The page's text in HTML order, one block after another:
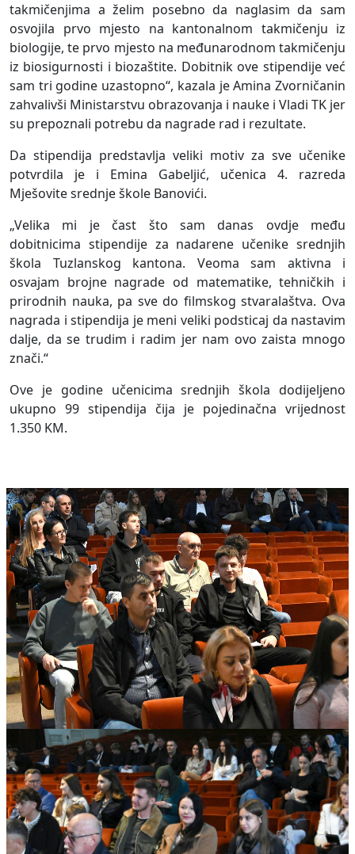
takmičenjima a želim posebno da naglasim da sam
osvojila prvo mjesto na kantonalnom takmičenju iz
biologije, te prvo mjesto na međunarodnom takmičenju
iz biosigurnosti i biozaštite. Dobitnik ove stipendije već
sam tri godine uzastopno“, kazala je Amina Zvorničanin
zahvalivši Ministarstvu obrazovanja i nauke i Vladi TK jer
su prepoznali potrebu da nagrade rad i rezultate.
Da stipendija predstavlja veliki motiv za sve učenike
potvrdila je i Emina Gabeljić, učenica 4. razreda
Mješovite srednje škole Banovići.
„Velika mi je čast što sam danas ovdje među
dobitnicima stipendije za nadarene učenike srednjih
škola Tuzlanskog kantona. Veoma sam aktivna i
osvajam brojne nagrade od matematike, tehničkih i
prirodnih nauka, pa sve do filmskog stvaralaštva. Ova
nagrada i stipendija je meni veliki podsticaj da nastavim
dalje, da se trudim i radim jer nam ovo zaista mnogo
znači.“
Ove je godine učenicima srednjih škola dodijeljeno
ukupno 99 stipendija čija je pojedinačna vrijednost
1.350 KM.